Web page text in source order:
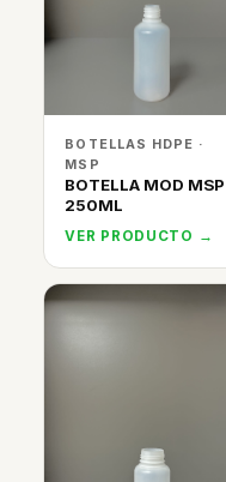
BOTELLAS HDPE ·
MSP
BOTELLA MOD MSP
250ML
VER PRODUCTO →